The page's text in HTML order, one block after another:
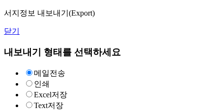
서지정보 내보내기(Export)
닫기
내보내기 형태를 선택하세요
메일전송
인쇄
Excel저장
Text저장